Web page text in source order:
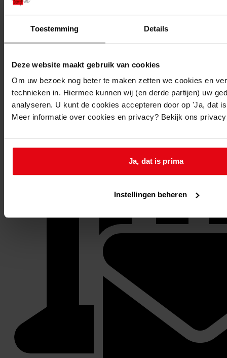
Toestemming Details
Deze website maakt gebruik van cookies
Om uw bezoek nog beter te maken zetten we cookies en
technieken in. Hiermee kunnen wij (en derde partijen) uw
analyseren. U kunt de cookies accepteren door op 'Ja, dat
Meer informatie over cookies en privacy? Bekijk ons
Ja, dat is prima
Instellingen beheren
Stel een vraag of plaats een opmerking op de tijdlijn
Reageren